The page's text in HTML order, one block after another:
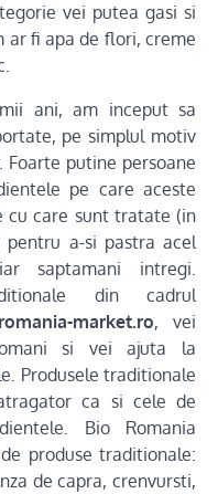
vei putea gasi si
ar fi apa de flori, creme
ani, am inceput sa
pe simplul motiv
putine persoane
pe care aceste
cu care sunt tratate (in
a-si pastra acel
saptamani intregi.
din cadrul
market.ro, vei
si vei ajuta la
Produsele traditionale
ca si cele de
Bio Romania
produse traditionale:
de capra, crenvursti,